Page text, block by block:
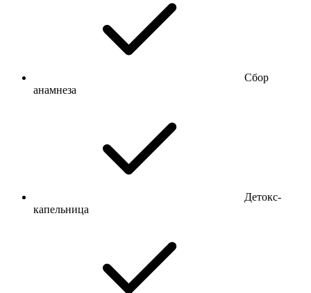
Сбор
анамнеза
Детокс-
капельница